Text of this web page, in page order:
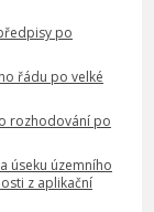
po
řádu po velké
rozhodování po
úseku územního
z aplikační